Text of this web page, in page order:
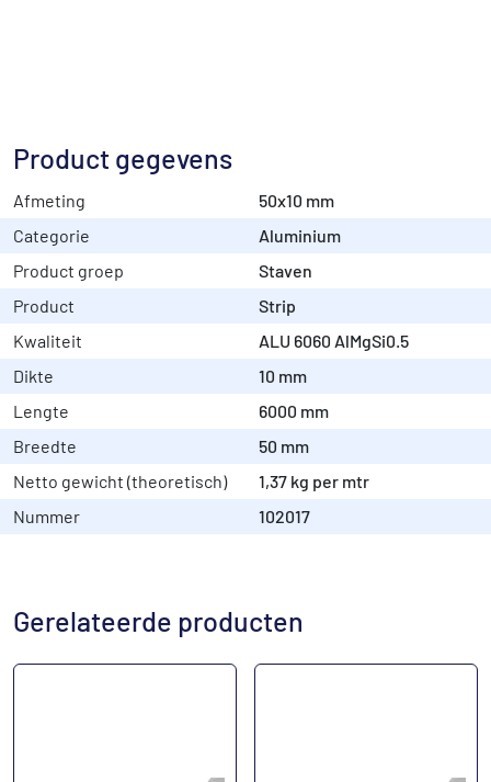
Product gegevens
Afmeting
50x10 mm
Categorie
Aluminium
Product groep
Staven
Product
Strip
Kwaliteit
ALU 6060 AlMgSi0.5
Dikte
10 mm
Lengte
6000 mm
Breedte
50 mm
Netto gewicht (theoretisch)
1,37 kg per mtr
Nummer
102017
Gerelateerde producten